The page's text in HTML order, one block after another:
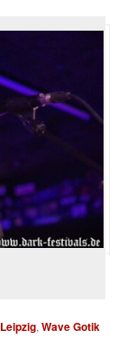
Leipzig,Wave Gotik